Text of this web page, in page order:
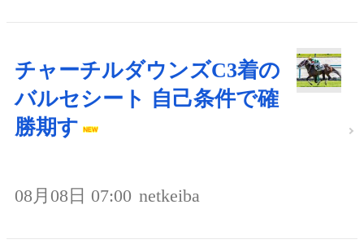
チャーチルダウンズC3着の
バルセシート 自己条件で確
勝期す
08月08日 07:00 netkeiba